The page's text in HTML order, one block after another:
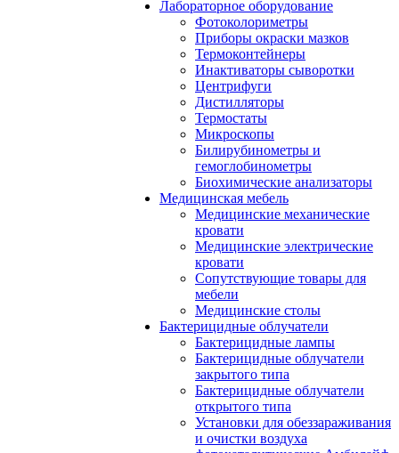
Лабораторное оборудование
Фотоколориметры
Приборы окраски мазков
Термоконтейнеры
Инактиваторы сыворотки
Центрифуги
Дистилляторы
Термостаты
Микроскопы
Билирубинометры и
гемоглобинометры
Биохимические анализаторы
Медицинская мебель
Медицинские механические
кровати
Медицинские электрические
кровати
Сопутствующие товары для
мебели
Медицинские столы
Бактерицидные облучатели
Бактерицидные лампы
Бактерицидные облучатели
закрытого типа
Бактерицидные облучатели
открытого типа
Установки для обеззараживания
и очистки воздуха